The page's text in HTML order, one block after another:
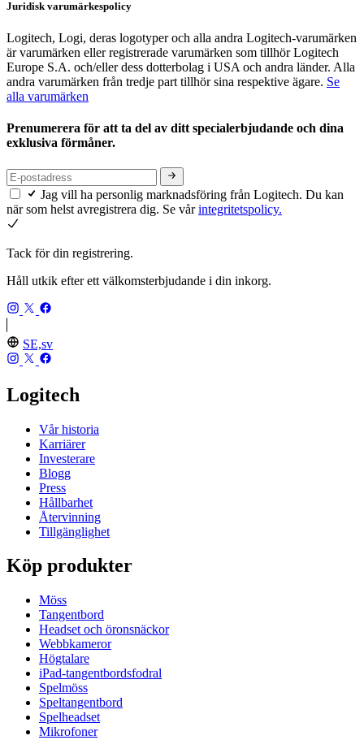
Juridisk varumärkespolicy
Logitech, Logi, deras logotyper och alla andra Logitech-varumärken
är varumärken eller registrerade varumärken som tillhör Logitech
Europe S.A. och/eller dess dotterbolag i USA och andra länder. Alla
andra varumärken från tredje part tillhör sina respektive ägare. Se
alla varumärken
Prenumerera för att ta del av ditt specialerbjudande och dina
exklusiva förmåner.
Jag vill ha personlig marknadsföring från Logitech. Du kan
när som helst avregistrera dig. Se vårintegritetspolicy.
Tack för din registrering.
Håll utkik efter ett välkomsterbjudande i din inkorg.
SE,sv
Logitech
Vår historia
Karriärer
Investerare
Blogg
Press
Hållbarhet
Återvinning
Tillgänglighet
Köp produkter
Möss
Tangentbord
Headset och öronsnäckor
Webbkameror
Högtalare
iPad-tangentbordsfodral
Spelmöss
Speltangentbord
Spelheadset
Mikrofoner